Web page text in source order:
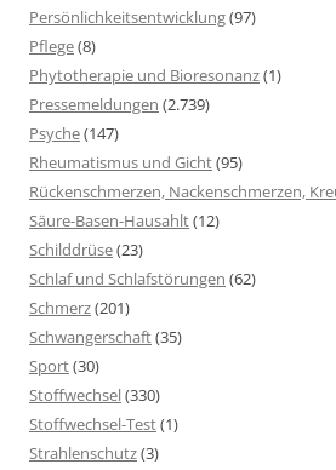
Persönlichkeitsentwicklung(97)
Pflege(8)
Phytotherapie und Bioresonanz(1)
Pressemeldungen (2.739)
Psyche(147)
Rheumatismus und Gicht(95)
Rückenschmerzen, Nackenschmerzen,
Säure-Basen-Hausahlt(12)
Schilddrüse(23)
Schlaf und Schlafstörungen (62)
Schmerz(201)
Schwangerschaft(35)
Sport(30)
Stoffwechsel(330)
Stoffwechsel-Test(1)
Strahlenschutz(3)